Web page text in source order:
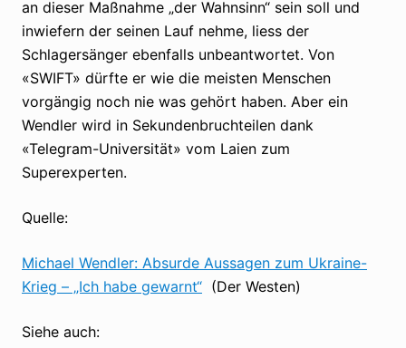
an dieser Maßnahme „der Wahnsinn“ sein soll und
inwiefern der seinen Lauf nehme, liess der
Schlagersänger ebenfalls unbeantwortet. Von
«SWIFT» dürfte er wie die meisten Menschen
vorgängig noch nie was gehört haben. Aber ein
Wendler wird in Sekundenbruchteilen dank
«Telegram-Universität» vom Laien zum
Superexperten.
Quelle:
Michael Wendler: Absurde Aussagen zum Ukraine-
Krieg – „Ich habe gewarnt“ (Der Westen)
Siehe auch: